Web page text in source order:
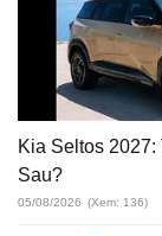
Kia Seltos
Sau?
05/08/2026 (Xem: 136)